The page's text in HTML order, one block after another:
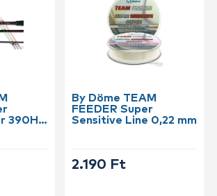
390H
By Döme TEAM
FEEDER Super
Sensitive Line 0,22 mm
2.190 Ft